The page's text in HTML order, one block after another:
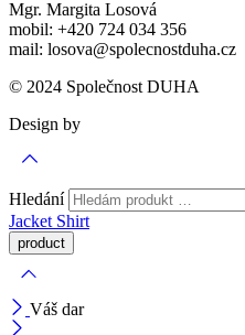
Mgr. Margita Losová
mobil: +420 724 034 356
mail: losova@spolecnostduha.cz
© 2024 Společnost DUHA
Design by
Hledání
Jacket Shirt
Váš dar